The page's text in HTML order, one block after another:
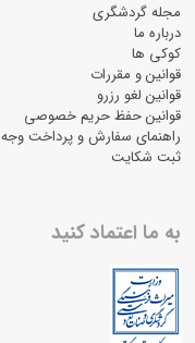
مجله گردشگری
درباره ما
کوکی ها
قوانین و مقررات
قوانین لغو رزرو
قوانین حفظ حریم خصوصی
راهنمای سفارش و پرداخت وجه
ثبت شکایت
به ما اعتماد کنید